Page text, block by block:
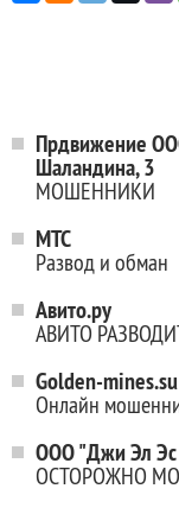
Прдвижение
Шаландина, 3
МОШЕННИКИ
МТС
Развод и обман
Авито.ру
АВИТО
Golden-mines.su
Онлайн
ООО "Джи Эл Эс
ОСТОРОЖНО